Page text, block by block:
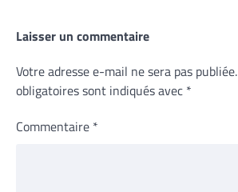
Laisser un commentaire
Votre adresse e-mail ne sera pas publiée.
obligatoires sont indiqués avec *
Commentaire *